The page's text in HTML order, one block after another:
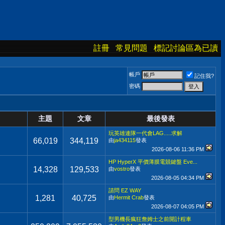
註冊 常見問題 標記討論區為已讀
帳戶
記住我?
密碼
主題 文章 最後發表
66,019 344,119
玩英雄連隊一代會LAG.....求解
由ja434115發表
2026-08-06 11:36 PM
14,328 129,533
HP HyperX 平價薄膜電競鍵盤 Eve...
由vostro發表
2026-08-05 04:34 PM
1,281 40,725
請問 EZ WAY
由Hermit Crab發表
2026-08-07 04:05 PM
型男機長瘋狂詹姆士之前開計程車